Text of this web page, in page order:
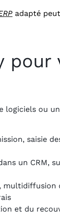
adapté
pour
ou
saisie
un CRM,
et du